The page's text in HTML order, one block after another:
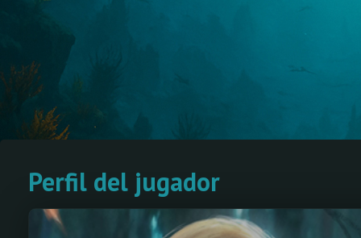
Perfil del jugador